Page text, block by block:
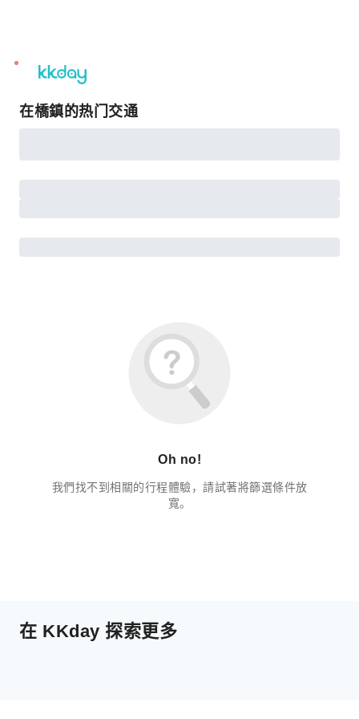
unread
notifications
在橋鎮的热门交通
Oh no!
我們找不到相關的行程體驗，請試著將篩選條件放
寬。
在 KKday 探索更多